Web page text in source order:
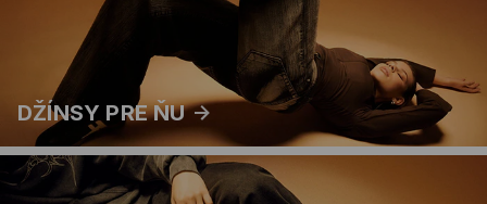
DŽÍNSY PRE ŇU